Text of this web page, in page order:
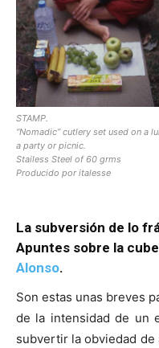
STAMP.
“Nomadic” cutlery set used on a
a party or picnic.
Stailess Steel of 60 grms
Producido por italesse
La subversión de lo
Apuntes sobre la
Alonso.
Son estas unas breves
de la intensidad de un
subvertir la obviedad